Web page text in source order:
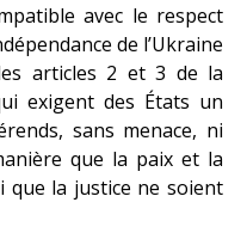
avec le respect
de l’Ukraine
articles 2 et 3 de la
exigent des États un
sans menace, ni
que la paix et la
que la justice ne soient